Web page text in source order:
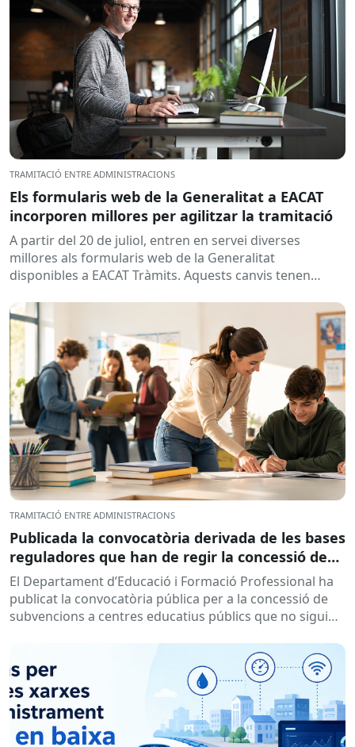
TRAMITACIÓ ENTRE ADMINISTRACIONS
Els formularis web de la Generalitat a EACAT
incorporen millores per agilitzar la tramitació
A partir del 20 de juliol, entren en servei diverses
millores als formularis web de la Generalitat
disponibles a EACAT Tràmits. Aquests canvis tenen
TRAMITACIÓ ENTRE ADMINISTRACIONS
Publicada la convocatòria derivada de les bases
reguladores que han de regir la concessió de
subvencions a centres educatius, per al
desenvolupament de programes de formació i
inserció, durant el curs 2026-2027
El Departament d’Educació i Formació Professional ha
publicat la convocatòria pública per a la concessió de
subvencions a centres educatius públics que no siguin